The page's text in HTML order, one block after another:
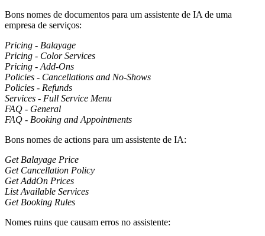
Bons nomes de documentos para um assistente de IA de uma
empresa de serviços:
Pricing - Balayage
Pricing - Color Services
Pricing - Add-Ons
Policies - Cancellations and No-Shows
Policies - Refunds
Services - Full Service Menu
FAQ - General
FAQ - Booking and Appointments
Bons nomes de actions para um assistente de IA:
Get Balayage Price
Get Cancellation Policy
Get AddOn Prices
List Available Services
Get Booking Rules
Nomes ruins que causam erros no assistente: